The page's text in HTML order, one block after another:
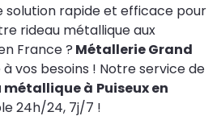
solution rapide et efficace pour
rideau métallique aux
France ? Métallerie Grand
vos besoins ! Notre service de
métallique à Puiseux en
24h/24, 7j/7 !